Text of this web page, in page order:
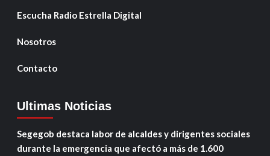
Escucha Radio Estrella Digital
Nosotros
Contacto
Ultimas Noticias
Segegob destaca labor de alcaldes y dirigentes sociales
durante la emergencia que afectó a más de 1.600